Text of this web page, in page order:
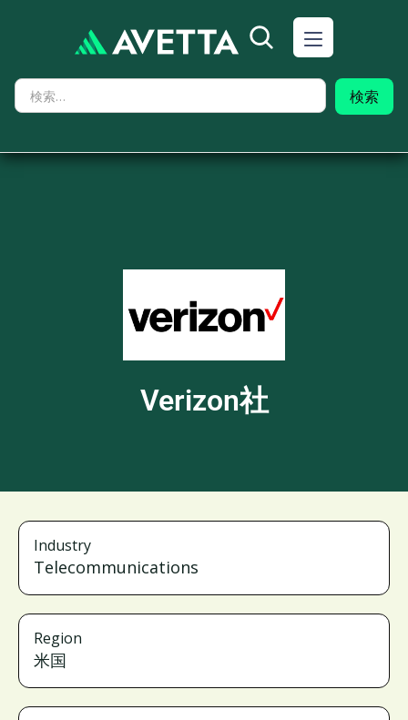
Verizon社
Industry
Telecommunications
Region
米国